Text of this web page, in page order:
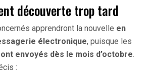
découverte trop tard
apprendront la nouvelle en
électronique, puisque les
envoyés dès le mois d’octobre.
: